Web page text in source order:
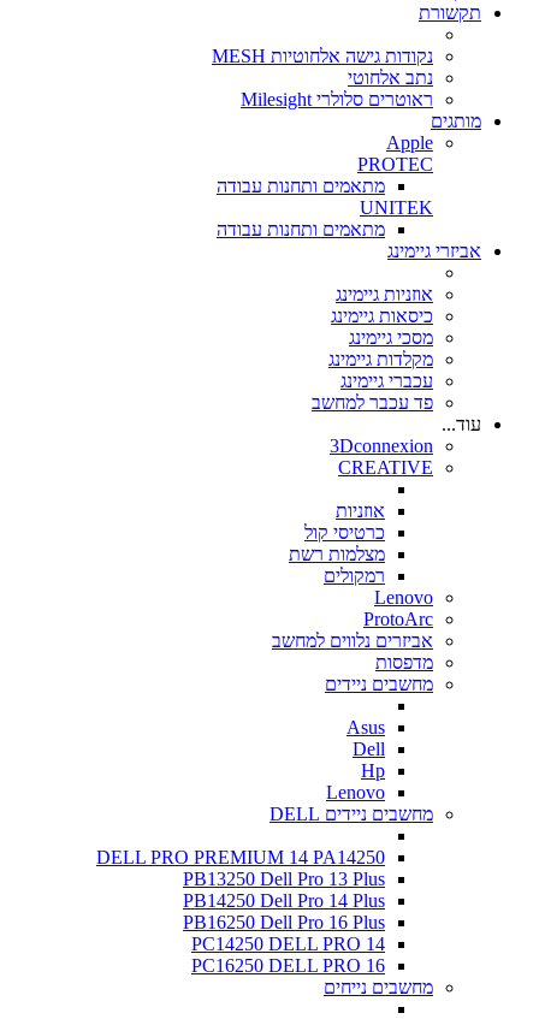
תקשורת
נקודות גישה אלחוטיות MESH
נתב אלחוטי
ראוטרים סלולרי Milesight
מותגים
Apple
PROTEC
מתאמים ותחנות עבודה
UNITEK
מתאמים ותחנות עבודה
אביזרי גיימינג
אוזניות גיימינג
כיסאות גיימינג
מסכי גיימינג
מקלדות גיימינג
עכברי גיימינג
פד עכבר למחשב
עוד...
3Dconnexion
CREATIVE
אוזניות
כרטיסי קול
מצלמות רשת
רמקולים
Lenovo
ProtoArc
אביזרים נלווים למחשב
מדפסות
מחשבים ניידים
Asus
Dell
Hp
Lenovo
מחשבים ניידים DELL
DELL PRO PREMIUM 14 PA14250
PB13250 Dell Pro 13 Plus
PB14250 Dell Pro 14 Plus
PB16250 Dell Pro 16 Plus
PC14250 DELL PRO 14
PC16250 DELL PRO 16
מחשבים נייחים